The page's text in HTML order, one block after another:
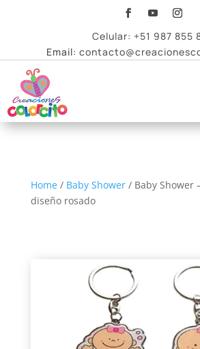
Celular: +51 987 855
Email:
Home/ Baby Shower/ Baby Shower
diseño rosado